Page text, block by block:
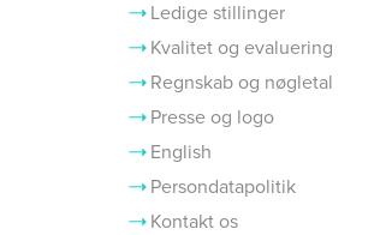
Ledige stillinger
Kvalitet og evaluering
Regnskab og nøgletal
Presse og logo
English
Persondatapolitik
Kontakt os